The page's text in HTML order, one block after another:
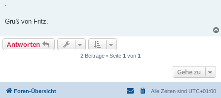
Gruß von Fritz.
Antworten
2 Beiträge • Seite 1 von 1
Gehe zu
Foren-Übersicht Alle Zeiten sind UTC+01:00